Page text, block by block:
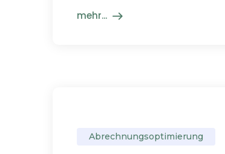
mehr...
Abrechnungsoptimierung